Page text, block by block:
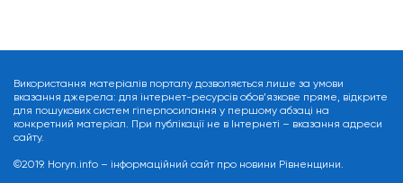
Використання матеріалів порталу дозволяється лише за умови
вказання джерела: для інтернет-ресурсів обов’язкове пряме, відкрите
для пошукових систем гіперпосилання у першому абзаці на
конкретний матеріал. При публікації не в Інтернеті – вказання адреси
сайту.
©2019. Horyn.info – інформаційний сайт про новини Рівненщини.